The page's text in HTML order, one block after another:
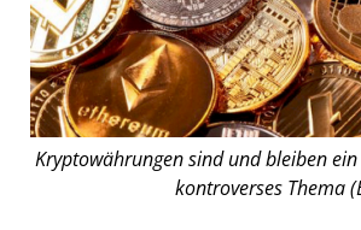
Kryptowährungen sind und bleiben
kontroverses Thema